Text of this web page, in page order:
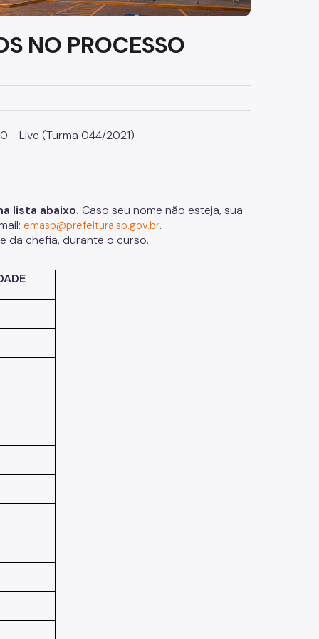
NO PROCESSO
- Live (Turma 044/2021)
lista abaixo. Caso seu nome não esteja, sua
emasp@prefeitura.sp.gov.br.
da chefia, durante o curso.